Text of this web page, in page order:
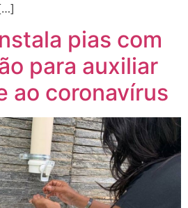
pias com
para auxiliar
ao coronavírus